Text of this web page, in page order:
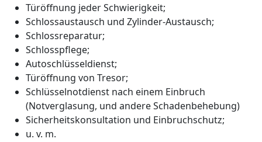
Türöffnung jeder Schwierigkeit;
Schlossaustausch und Zylinder-Austausch;
Schlossreparatur;
Schlosspflege;
Autoschlüsseldienst;
Türöffnung von Tresor;
Schlüsselnotdienst nach einem Einbruch
(Notverglasung, und andere Schadenbehebung)
Sicherheitskonsultation und Einbruchschutz;
u. v. m.